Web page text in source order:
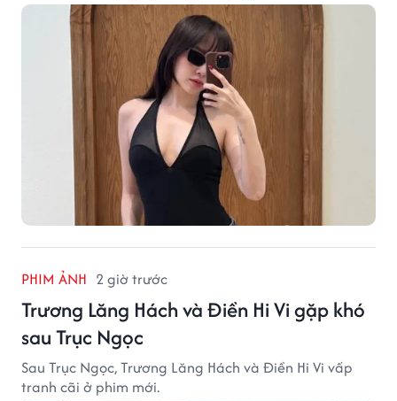
PHIM ẢNH 2 giờ trước
Trương Lăng Hách và Điền Hi Vi gặp khó
sau Trục Ngọc
Sau Trục Ngọc, Trương Lăng Hách và Điền Hi Vi vấp
tranh cãi ở phim mới.